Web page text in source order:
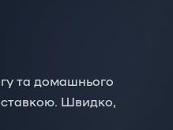
та домашнього
Швидко,